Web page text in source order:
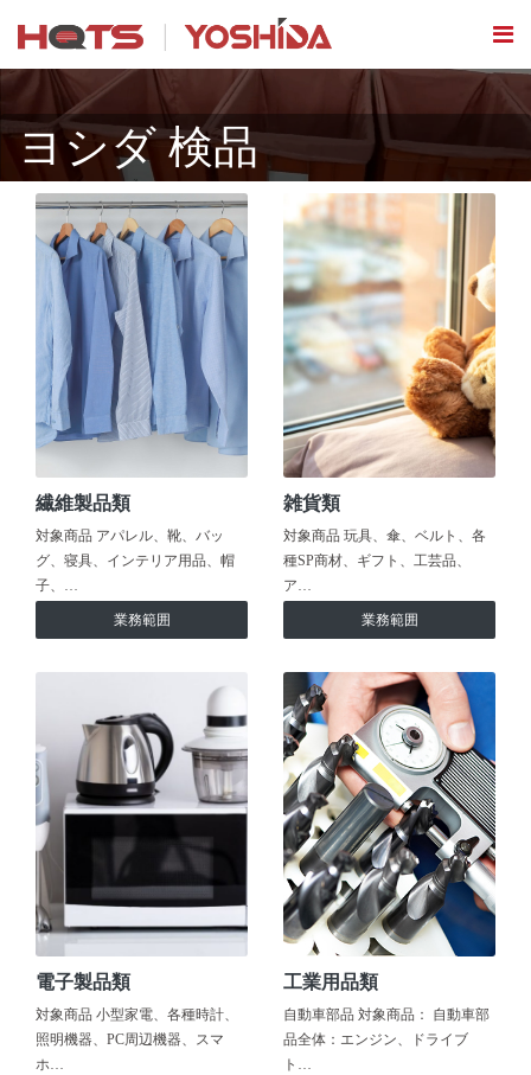
ヨシダ 検品
繊維製品類
対象商品 アパレル、靴、バッ
グ、寝具、インテリア用品、帽
子、…
業務範囲
雑貨類
対象商品 玩具、傘、ベルト、各
種SP商材、ギフト、工芸品、
ア…
業務範囲
電子製品類
対象商品 小型家電、各種時計、
照明機器、PC周辺機器、スマ
ホ…
工業用品類
自動車部品 対象商品： 自動車部
品全体：エンジン、ドライブ
ト…